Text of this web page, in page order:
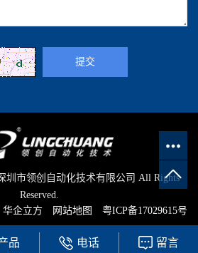
圳市领创自动化技术有限公司 All Rights
Reserved.
华企立方 网站地图 粤ICP备17029615号
品 电话 留言